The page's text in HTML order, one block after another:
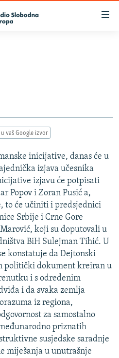
vaš Google izvor
inicijative, danas će u
izjava učesnika
izjavu će potpisati
Popov i Zoran Pusić a,
to će učiniti i predsjednici
Srbije i Crne Gore
koji su doputovali u
BiH Sulejman Tihić. U
konstatuje da Dejtonski
politički dokument kreiran u
i s određenim
i da svaka zemlja
iz regiona,
za samostalno
priznatih
susjedske saradnje
miješanja u unutrašnje